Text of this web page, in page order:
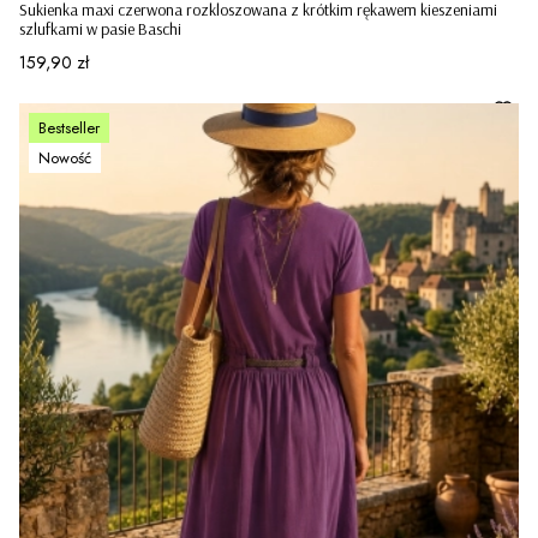
Sukienka maxi czerwona rozkloszowana z krótkim rękawem kieszeniami
szlufkami w pasie Baschi
Cena
159,90 zł
Bestseller
Nowość